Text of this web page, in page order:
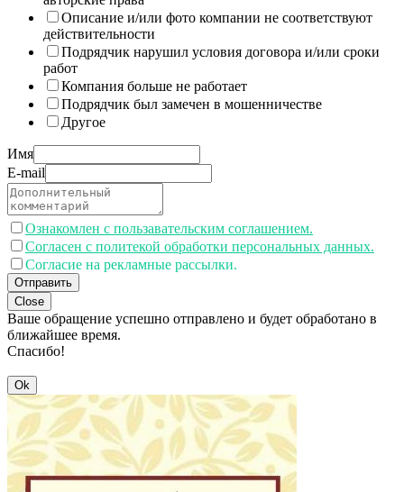
Описание и/или фото компании не соответствуют
действительности
Подрядчик нарушил условия договора и/или сроки
работ
Компания больше не работает
Подрядчик был замечен в мошенничестве
Другое
Имя
E-mail
Ознакомлен с пользавательским соглашением.
Согласен с политекой обработки персональных данных.
Согласие на рекламные рассылки.
Отправить
Close
Ваше обращение успешно отправлено и будет обработано в
ближайшее время.
Спасибо!
Ok